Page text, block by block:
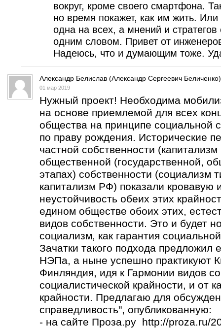
вокруг, кроме своего смартфона.
но время покажет, как им жить.
одна на всех, а мнений и стратегов
одним словом. Привет от
Надеюсь, что и думающим тоже.
Александр Белислав (Александр Сергеевич Беличенко)
01 мар 2019
Нужный проект! Необходима
на основе приемлемой для всех
общества на принципе социальной
по праву рождения. Исторические
частной собственности
общественной (государственной,
этапах) собственности (социализм
капитализм РФ) показали кровавую
неустойчивость обеих этих
едином обществе обоих этих,
видов собственности. Это и будет
социализм, как гарантия
Зачатки такого подхода
НЭПа, а ныне успешно практикуют
Финляндия, идя к Гармонии видов
социалистической крайности, и от
крайности. Предлагаю для
справедливость", опубликованную:
- на сайте Проза.ру http://proza.ru/